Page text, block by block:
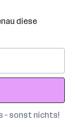
diese
– sonst nichts!